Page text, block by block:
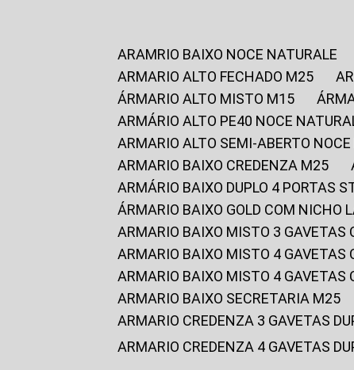
ARAMRIO BAIXO NOCE NATURALE
ARMARIO ALTO FECHADO M25
ÁRMARIO ALTO MISTO M15
ARMÁRIO ALTO PE40 NOCE
ARMARIO ALTO SEMI-ABERTO
ARMARIO BAIXO CREDENZA M25
ARMÁRIO BAIXO DUPLO 4 PORTAS
ÁRMARIO BAIXO GOLD COM NICHO
ARMARIO BAIXO MISTO 3
ARMARIO BAIXO MISTO 4
ARMARIO BAIXO MISTO 4
ARMARIO BAIXO SECRETARIA M25
ARMARIO CREDENZA 3 GAVETAS
ARMARIO CREDENZA 4 GAVETAS